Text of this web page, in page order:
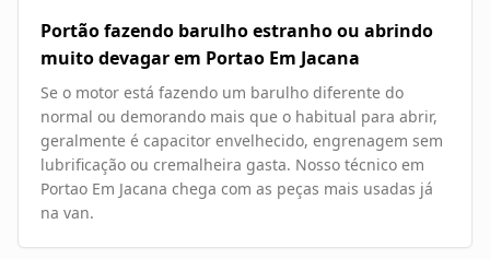
Portão fazendo barulho estranho ou abrindo
muito devagar em Portao Em Jacana
Se o motor está fazendo um barulho diferente do
normal ou demorando mais que o habitual para abrir,
geralmente é capacitor envelhecido, engrenagem sem
lubrificação ou cremalheira gasta. Nosso técnico em
Portao Em Jacana chega com as peças mais usadas já
na van.